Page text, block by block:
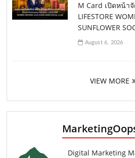
M Card เปิดหน้า
LIFESTORE
SUNFLOWER
August 6, 2026
VIEW MORE
Digital Marketing